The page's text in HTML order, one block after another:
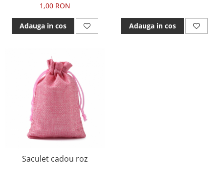
1,00 RON
Adauga in cos Adauga in cos
Saculet cadou roz